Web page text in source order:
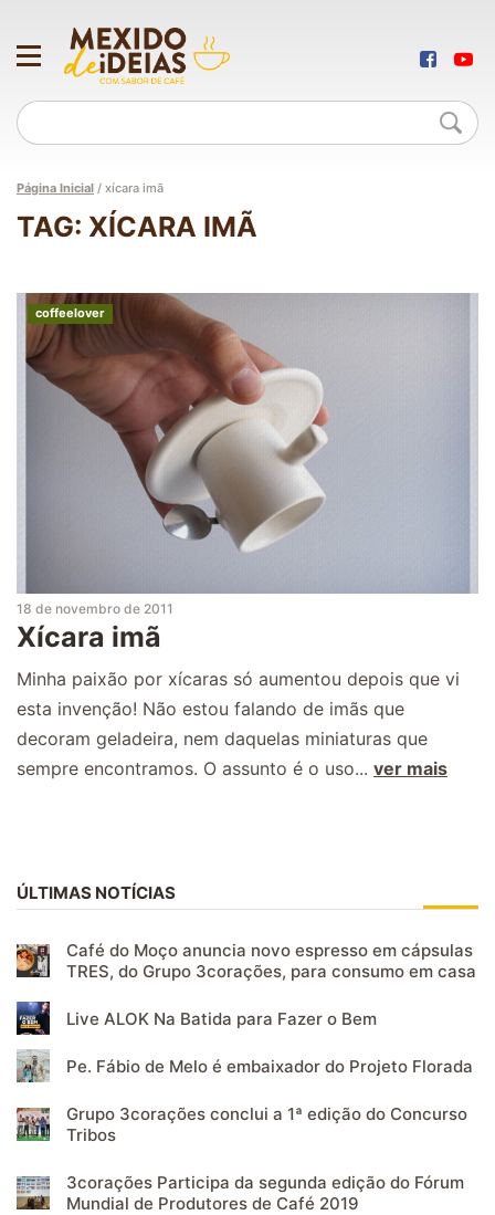
Página Inicial / xícara imã
TAG: XÍCARA IMÃ
coffeelover
18 de novembro de 2011
Xícara imã
Minha paixão por xícaras só aumentou depois que vi
esta invenção! Não estou falando de imãs que
decoram geladeira, nem daquelas miniaturas que
sempre encontramos. O assunto é o uso... ver mais
ÚLTIMAS NOTÍCIAS
Café do Moço anuncia novo espresso em cápsulas
TRES, do Grupo 3corações, para consumo em casa
Live ALOK Na Batida para Fazer o Bem
Pe. Fábio de Melo é embaixador do Projeto Florada
Grupo 3corações conclui a 1ª edição do Concurso
Tribos
3corações Participa da segunda edição do Fórum
Mundial de Produtores de Café 2019